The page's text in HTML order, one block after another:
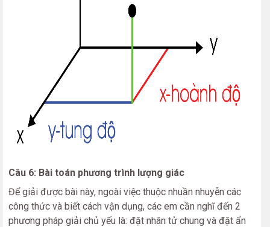
Câu 6: Bài toán phương trình lượng giác
Để giải được bài này, ngoài việc thuộc nhuần nhuyễn các
công thức và biết cách vận dụng, các em cần nghĩ đến 2
phương pháp giải chủ yếu là: đặt nhân tử chung và đặt ẩn